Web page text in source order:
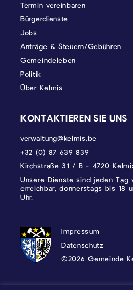
Termin vereinbaren
Bürgerdienste
Jobs
Anträge & Steuern/Gebühren
Gemeindeleben
Politik
Über Kelmis
KONTAKTIEREN SIE UNS
verwaltung@kelmis.be
+32 (0) 87 639 839
Kirchstraße 31 / B - 4720
Unsere Dienste sind jeden Tag
erreichbar, donnerstags bis 18
Uhr.
DATENSCHUTZ,
Impressum
Datenschutz
©2026 Gemeinde